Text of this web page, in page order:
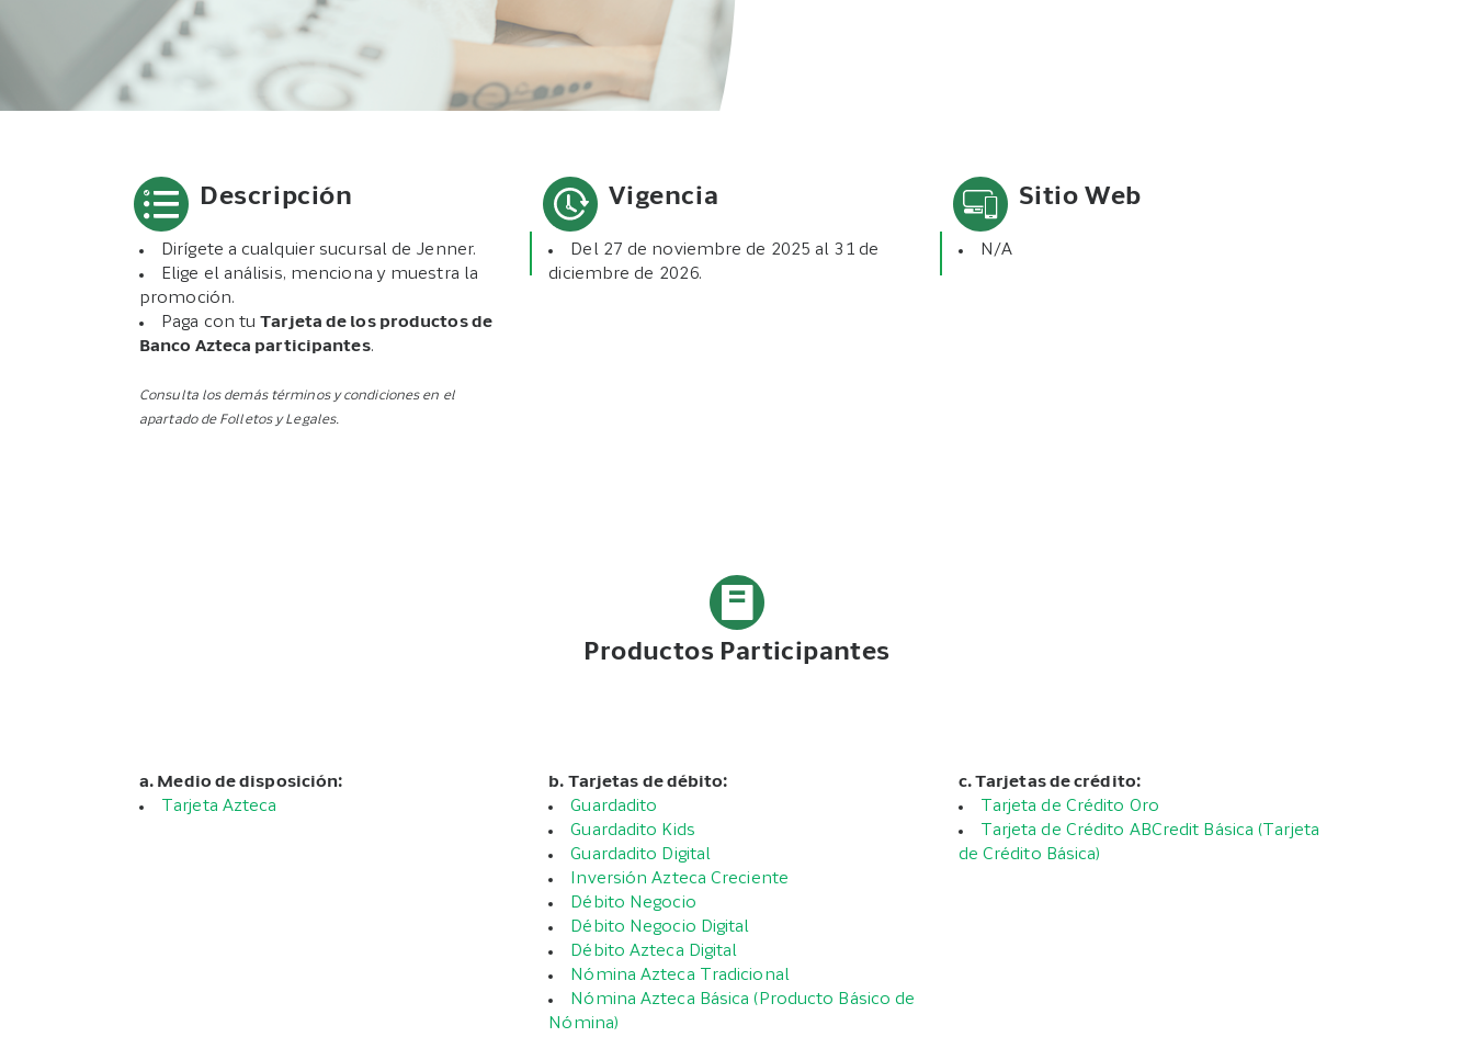
Descripción
Dirígete a cualquier sucursal de Jenner.
Elige el análisis, menciona y muestra la
promoción.
Paga con tuTarjeta de los productos de
Banco Azteca participantes.
Consulta los demás términos y condiciones en el
apartado de Folletos y Legales.
Vigencia
Del 27 de noviembre de 2025 al 31 de
diciembre de 2026.
Sitio Web
N/A
Productos Participantes
a. Medio de disposición:
Tarjeta Azteca
b. Tarjetas de débito:
Guardadito
Guardadito Kids
Guardadito Digital
Inversión Azteca Creciente
Débito Negocio
Débito Negocio Digital
Débito Azteca Digital
Nómina Azteca Tradicional
Nómina Azteca Básica (Producto Básico de
Nómina)
c. Tarjetas de crédito:
Tarjeta de Crédito Oro
Tarjeta de Crédito ABCredit Básica (Tarjeta
de Crédito Básica)